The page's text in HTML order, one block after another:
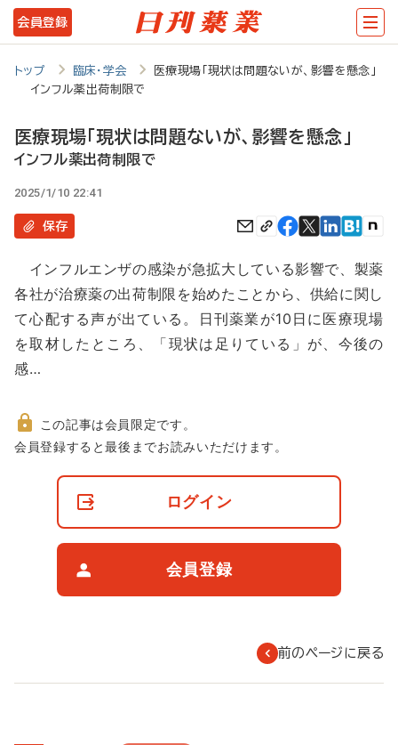
メ
イ
テ
ツ
に
動
会員登録
トップ 臨床・学会
医療現場「現状は問題ないが、影響を懸念」
インフル薬出荷制限で
医療現場「現状は問題ないが、影響を懸念」
インフル薬出荷制限で
2025/1/10 22:41
保存
インフルエンザの感染が急拡大している影響で、製薬
各社が治療薬の出荷制限を始めたことから、供給に関し
て心配する声が出ている。日刊薬業が10日に医療現場
を取材したところ、「現状は足りている」が、今後の
感…
非
この記事は会員限定です。
会員登録すると最後までお読みいただけます。
ログイン
会員登録
前のページに戻る